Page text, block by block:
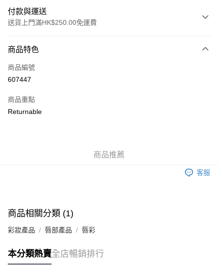
付款與運送
送貨上門滿HK$250.00免運費
信用卡
Apple Pay
WeChat Pay
JD京東物流，訂單確認發貨後2-4個工作天送達
商品特色
商品編號
607447
商品重點
Returnable
商品推薦
客服
商品相關分類 (1)
彩妝產品 唇部產品 唇彩
本分類熱賣全店暢銷排行